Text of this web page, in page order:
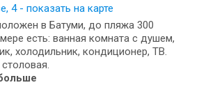
4 - показать на карте
в Батуми, до пляжа 300
есть: ванная комната с душем,
холодильник, кондиционер, ТВ.